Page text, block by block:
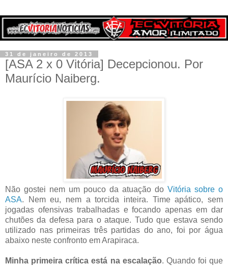
31 de janeiro de 2013
[ASA 2 x 0 Vitória] Decepcionou. Por
Maurício Naiberg.
Não gostei nem um pouco da atuação do Vitória sobre o
ASA. Nem eu, nem a torcida inteira. Time apático, sem
jogadas ofensivas trabalhadas e focando apenas em dar
chutões da defesa para o ataque. Tudo que estava sendo
utilizado nas primeiras três partidas do ano, foi por água
abaixo neste confronto em Arapiraca.
Minha primeira crítica está na escalação. Quando foi que